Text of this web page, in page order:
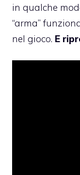
in qualche
“arma”
nel gioco. E